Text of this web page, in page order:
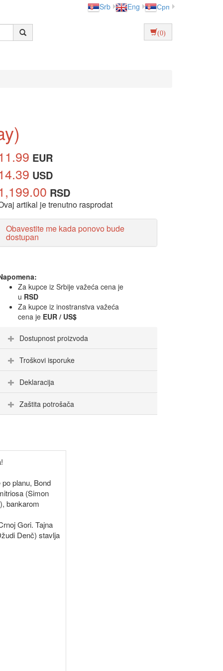
Srb Eng Срп
(0)
EUR
USD
RSD
artikal je trenutno rasprodat
Obavestite me kada ponovo bude
dostupan
Za kupce iz Srbije važeća cena je
u RSD
Za kupce iz inostranstva važeća
cena je EUR / US$
Dostupnost proizvoda
Troškovi isporuke
Deklaracija
Zaštita potrošača
planu, Bond
(Simon
bankarom
Gori. Tajna
Denč) stavlja